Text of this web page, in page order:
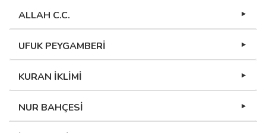
ALLAH C.C.
UFUK PEYGAMBERİ
KURAN İKLİMİ
NUR BAHÇESİ